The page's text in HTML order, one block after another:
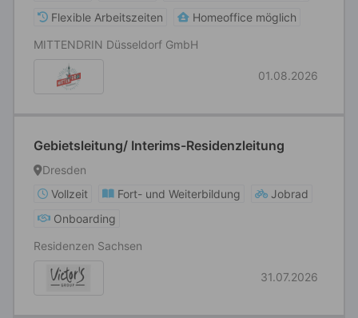
Flexible Arbeitszeiten
Homeoffice möglich
MITTENDRIN Düsseldorf GmbH
01.08.2026
Gebietsleitung/ Interims-Residenzleitung
Dresden
Vollzeit
Fort- und Weiterbildung
Jobrad
Onboarding
Residenzen Sachsen
31.07.2026